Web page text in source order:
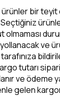
ürünler bir
ve
tutarı
ve ödeme
gelen